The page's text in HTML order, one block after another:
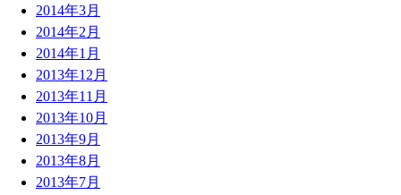
2014年3月
2014年2月
2014年1月
2013年12月
2013年11月
2013年10月
2013年9月
2013年8月
2013年7月